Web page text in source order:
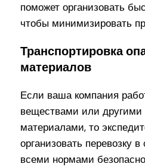
поможет организовать
чтобы минимизировать
Транспортировка
материалов
Если ваша компания
веществами или
материалами, то
организовать перевозку
всеми нормами